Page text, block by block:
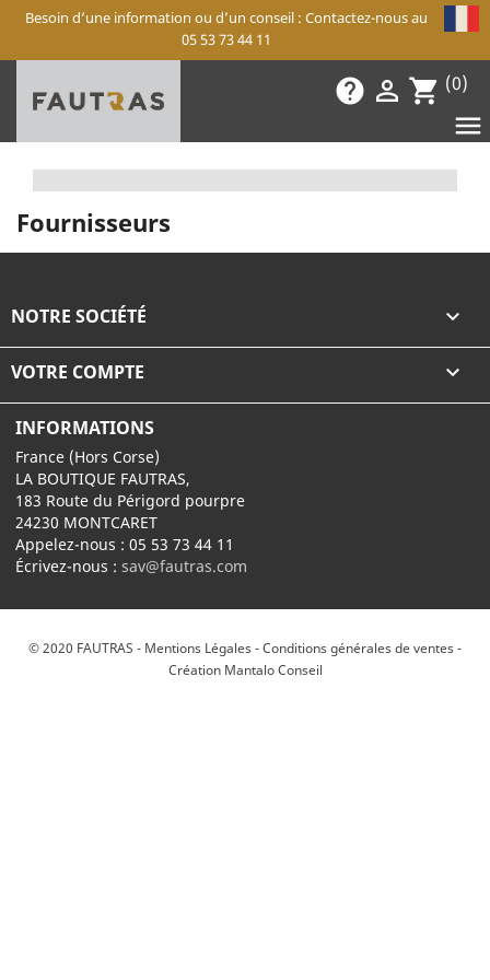
Besoin d’une information ou d’un conseil : Contactez-nous au
05 53 73 44 11
help  shopping_cart (0)

Fournisseurs
NOTRE SOCIÉTÉ 
VOTRE COMPTE 
INFORMATIONS
France (Hors Corse)
LA BOUTIQUE FAUTRAS,
183 Route du Périgord pourpre
24230 MONTCARET
Appelez-nous :05 53 73 44 11
Écrivez-nous :sav@fautras.com
© 2020 FAUTRAS - Mentions Légales - Conditions générales de ventes -
Création Mantalo Conseil